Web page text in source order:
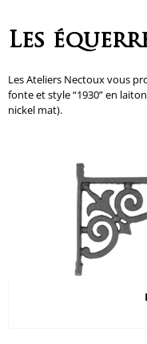
Les
Les Ateliers Nectoux vous
fonte et style “1930” en
nickel mat).